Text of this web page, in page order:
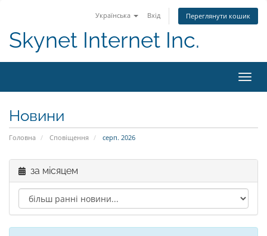
Українська Вхід Переглянути кошик
Skynet Internet Inc.
Новини
Головна Сповіщення серп. 2026
за місяцем